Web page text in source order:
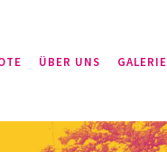
ÜBER UNS GALERIE